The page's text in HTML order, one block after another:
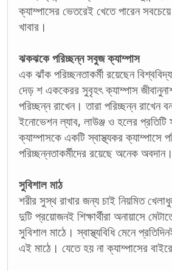
ক্যাম্পাসের ভেতরেই খেতে পারেন
খাবার।
ঝকঝকে পরিচ্ছন্ন সবুজ ক্যাম্পাস
এক ঝাঁক পরিচ্ছনতাকর্মী রয়েছেন
দেড় শ এককেরর সুবৃহৎ ক্যাম্পাস
পরিচ্ছন্ন রাখেন। তারা পরিচ্ছন্ন রাখেন
ইনোভেশন ল্যাব, লাউঞ্জ ও হলের
ক্যাম্পাসকে একটি স্বাস্থ্যকর ক্যাম্পাসে
পরিচ্ছন্নতাকর্মীদের রয়েছে অনেক অবদান।
সুবিশাল মাঠ
শরীর সুস্থ রাখার জন্য চাই নিয়মিত
দুটি প্রয়োজনই শিক্ষার্থীরা অনায়াসে
সুবিশাল মাঠে। স্বাস্থ্যবিধি মেনে
এই মাঠে। যেতে হয় না ক্যাম্পাসের